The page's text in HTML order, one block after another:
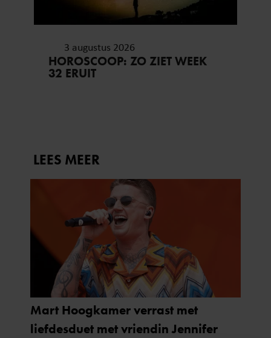
3 augustus 2026
HOROSCOOP: ZO ZIET WEEK
32 ERUIT